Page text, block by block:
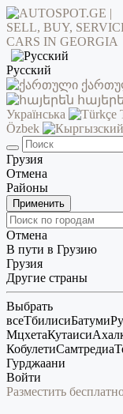
Русский
Українська
Özbek
Грузия
Отмена
Районы
Применить
Отмена
В пути в Грузию
Грузия
Другие страны
Выбрать
всеТбилисиБатуми
МцхетаКутаиси
КобулетиСамтредиа
Гурджаани
Войти
Разместить